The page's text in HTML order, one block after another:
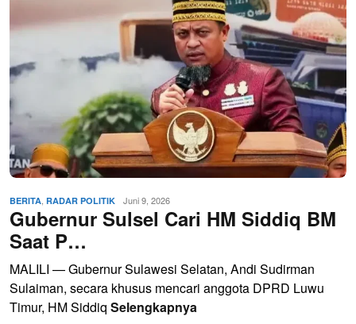
BERITA RADAR POLITIK Juni 9, 2026
Gubernur Sulsel Cari HM Siddiq BM
Saat P…
MALILI — Gubernur Sulawesi Selatan, Andi Sudirman
Sulaiman, secara khusus mencari anggota DPRD Luwu
Timur, HM Siddiq Selengkapnya